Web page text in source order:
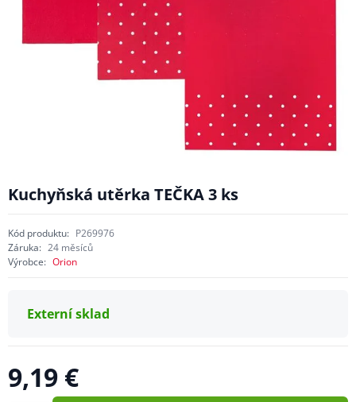
Kuchyňská utěrka TEČKA 3 ks
Kód produktu: P269976
Záruka: 24 měsíců
Výrobce: Orion
Externí sklad
9,19 €